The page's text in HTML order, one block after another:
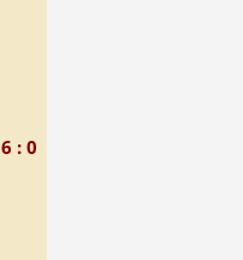
6 : 0